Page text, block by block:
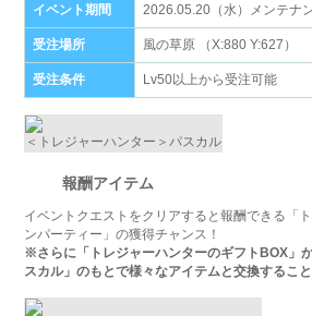
イベント期間 2026.05.20（水）メンテナ
受注場所 風の草原 （X:880 Y:627）
受注条件 Lv50以上から受注可能
＜トレジャーハンター＞パスカル
報酬アイテム
イベントクエストをクリアすると報酬できる「
ンパーティー」の獲得チャンス！
※さらに「トレジャーハンターのギフトBOX」
スカル」のもとで様々なアイテムと交換すること